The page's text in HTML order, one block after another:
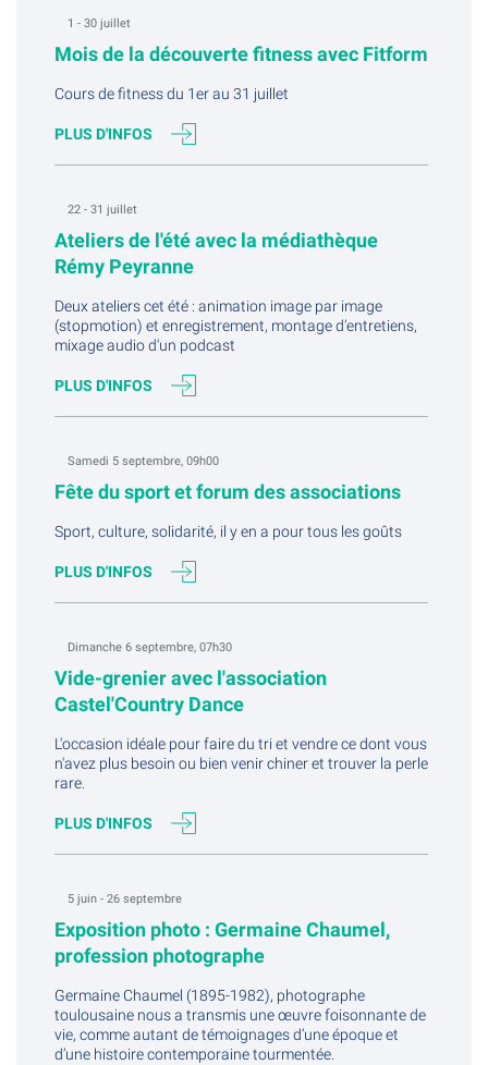
1 - 30 juillet
Mois de la découverte fitness avec Fitform
Cours de fitness du 1er au 31 juillet
PLUS D'INFOS
22 - 31 juillet
Ateliers de l'été avec la médiathèque
Rémy Peyranne
Deux ateliers cet été : animation image par image
(stopmotion) et enregistrement, montage d’entretiens,
mixage audio d'un podcast
PLUS D'INFOS
Samedi 5 septembre, 09h00
Fête du sport et forum des associations
Sport, culture, solidarité, il y en a pour tous les goûts
PLUS D'INFOS
Dimanche 6 septembre, 07h30
Vide-grenier avec l'association
Castel'Country Dance
L'occasion idéale pour faire du tri et vendre ce dont vous
n'avez plus besoin ou bien venir chiner et trouver la perle
rare.
PLUS D'INFOS
5 juin - 26 septembre
Exposition photo : Germaine Chaumel,
profession photographe
Germaine Chaumel (1895-1982), photographe
toulousaine nous a transmis une œuvre foisonnante de
vie, comme autant de témoignages d’une époque et
d’une histoire contemporaine tourmentée.